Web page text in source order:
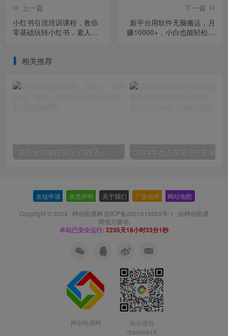
上一篇
小红书引流培训课程，教你
零基础玩转小红书，素人逆
下一篇
新平台用软件无脑搬运，月
赚10000+，小白也能轻松上
相关推荐
某讯游戏搬砖项目，0投入，可以挂机，轻松上手,月入3000+上不封顶
友链申请 免责声明 关于我们 广告合作 网站地图
Copyright © 2023 · 网创电课网 皖ICP备2021015253号-1 · 由网创电课
网强力驱动.
本站已安全运行: 2235天18小时33分2秒
网创电课网
站长微信
dianke618